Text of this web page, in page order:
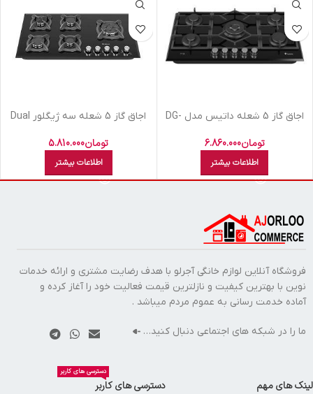
اجاق گاز 5 شعله داتیس مدل DG-
تومان6.860.000
اطلاعات بیشتر
اجاق گاز 5 شعله سه ژیگلور Dual
تومان5.810.000
اطلاعات بیشتر
فروشگاه آنلاین لوازم خانگی آجرلو با هدف رضایت مشتری و ارائه خدمات
نوین با بهترین کیفیت و نازلترین قیمت فعالیت خود را آغاز کرده و
آماده خدمت رسانی به عموم مردم میباشد .
ما را در شبکه های اجتماعی دنبال کنید…
لینک های مهم
دسترسی های کاربر
دسترسی های کاربر